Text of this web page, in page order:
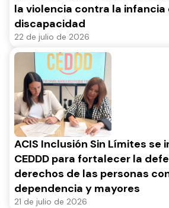
la violencia contra la infancia
discapacidad
22 de julio de 2026
ACIS Inclusión Sin Límites se
CEDDD para fortalecer la
derechos de las personas
dependencia y mayores
21 de julio de 2026